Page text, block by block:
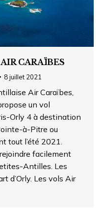
CARAÏBES
8 juillet 2021
Air Caraïbes,
un vol
Orly 4 à destination
à-Pitre ou
tout l’été 2021.
facilement
Antilles. Les
d’Orly. Les vols Air